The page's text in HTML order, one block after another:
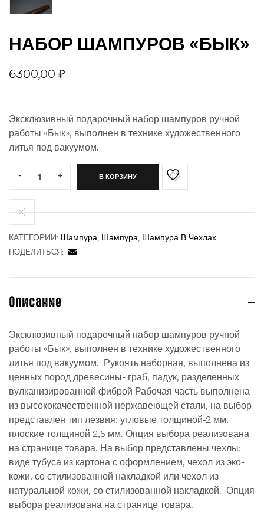
НАБОР ШАМПУРОВ «БЫК»
6300,00 ₽
Эксклюзивный подарочный набор шампуров ручной
работы «Бык», выполнен в технике художественного
литья под вакуумом.
- + В КОРЗИНУ
КАТЕГОРИИ: Шампура, Шампура, Шампура В Чехлах
ПОДЕЛИТЬСЯ:
Описание
Эксклюзивный подарочный набор шампуров ручной
работы «Бык», выполнен в технике художественного
литья под вакуумом. Рукоять наборная, выполнена из
ценных пород древесины- граб, падук, разделенных
вулканизированной фиброй Рабочая часть выполнена
из высококачественной нержавеющей стали, на выбор
представлен тип лезвия: угловые толщиной-2 мм,
плоские толщиной 2,5 мм. Опция выбора реализована
на странице товара. На выбор представлены чехлы:
виде тубуса из картона с оформлением, чехол из эко-
кожи, со стилизованной накладкой или чехол из
натуральной кожи, со стилизованной накладкой. Опция
выбора реализована на странице товара.